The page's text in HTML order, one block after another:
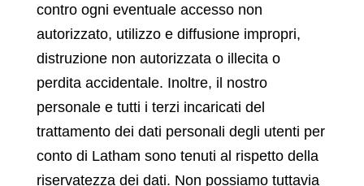
contro ogni eventuale accesso non
autorizzato, utilizzo e diffusione impropri,
distruzione non autorizzata o illecita o
perdita accidentale. Inoltre, il nostro
personale e tutti i terzi incaricati del
trattamento dei dati personali degli utenti per
conto di Latham sono tenuti al rispetto della
riservatezza dei dati. Non possiamo tuttavia